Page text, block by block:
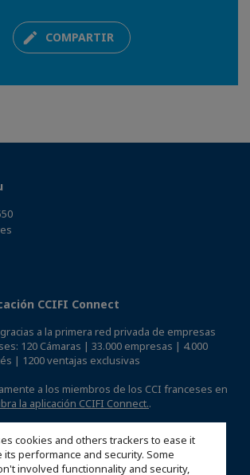
cookies and others trackers to ease it
its performance and security. Some
involved functionnality and security,
COMPARTIR
CCIFI Connect
a la primera red privada de empresas
120 Cámaras | 33.000 empresas | 4.000
| 1200 ventajas exclusivas
a los miembros de los CCI franceses en
la aplicación CCIFI Connect..